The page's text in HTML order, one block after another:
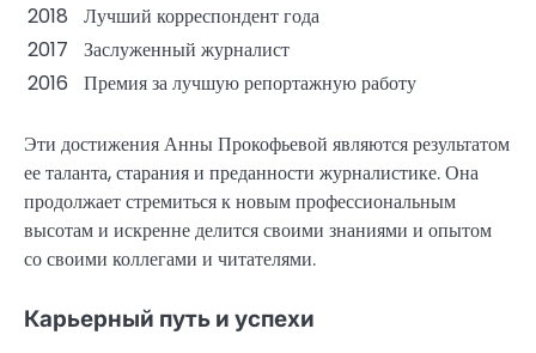
2018
Лучший корреспондент года
2017
Заслуженный журналист
2016
Премия за лучшую репортажную работу
Эти достижения Анны Прокофьевой являются результатом
ее таланта, старания и преданности журналистике. Она
продолжает стремиться к новым профессиональным
высотам и искренне делится своими знаниями и опытом
со своими коллегами и читателями.
Карьерный путь и успехи